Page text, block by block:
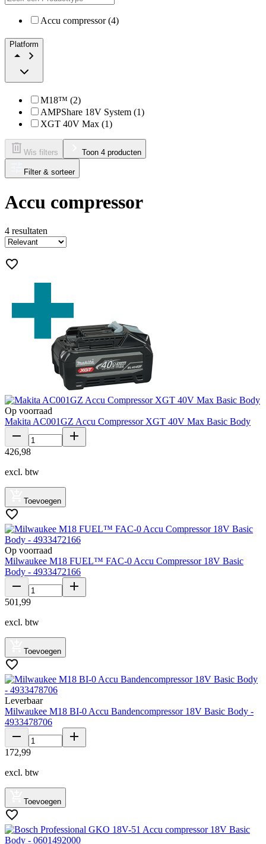
Accu compressor (4)
Platform
M18™ (2)
AMPShare 18V System (1)
XGT 40V Max (1)
Wis filters Toon 4 producten
Filter & sorteer
Accu compressor
4 resultaten
Op voorraad
Makita AC001GZ Accu Compressor XGT 40V Max Basic Body
426,98
excl. btw
Toevoegen
Op voorraad
Milwaukee M18 FUEL™ FAC-0 Accu Compressor 18V Basic
Body - 4933472166
501 ,99
excl. btw
Toevoegen
Leverbaar
Milwaukee M18 BI-0 Accu Bandencompressor 18V Basic Body -
4933478706
172,99
excl. btw
Toevoegen